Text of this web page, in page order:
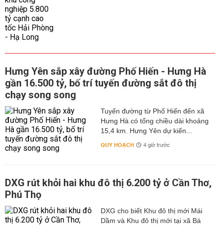
Hưng Yên sắp xây đường Phố Hiến - Hưng Hà
gần 16.500 tỷ, bố trí tuyến đường sắt đô thị
chạy song song
Tuyến đường từ Phố Hiến đến xã
Hưng Hà có tổng chiều dài khoảng
15,4 km. Hưng Yên dự kiến...
QUY HOẠCH 4 giờ trước
DXG rút khỏi hai khu đô thị 6.200 tỷ ở Cần Thơ,
Phú Thọ
DXG cho biết Khu đô thị mới Mái
Dầm và Khu đô thị mới tại xã Bá